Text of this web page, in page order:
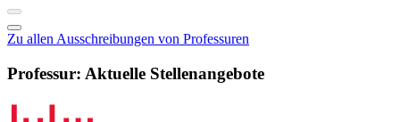
Zu allen Ausschreibungen von Professuren
Professur: Aktuelle Stellenangebote